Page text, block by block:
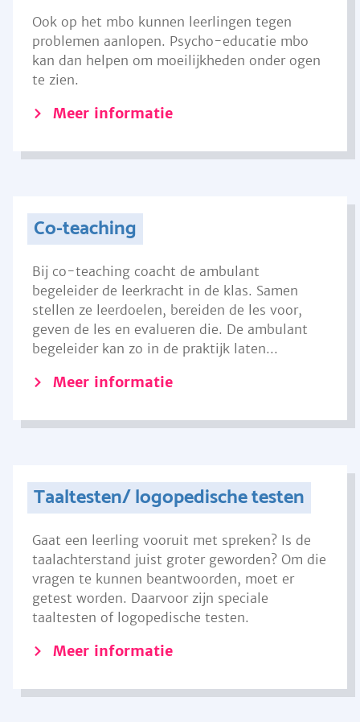
Ook op het mbo kunnen leerlingen tegen
problemen aanlopen. Psycho-educatie mbo
kan dan helpen om moeilijkheden onder ogen
te zien.
Meer informatie
Co-teaching
Bij co-teaching coacht de ambulant
begeleider de leerkracht in de klas. Samen
stellen ze leerdoelen, bereiden de les voor,
geven de les en evalueren die. De ambulant
begeleider kan zo in de praktijk laten...
Meer informatie
Taaltesten/ logopedische testen
Gaat een leerling vooruit met spreken? Is de
taalachterstand juist groter geworden? Om die
vragen te kunnen beantwoorden, moet er
getest worden. Daarvoor zijn speciale
taaltesten of logopedische testen.
Meer informatie